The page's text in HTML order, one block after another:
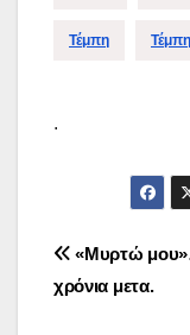
Τέμπη
.
άρθρων
«Μυρτώ
χρόνια μετα.